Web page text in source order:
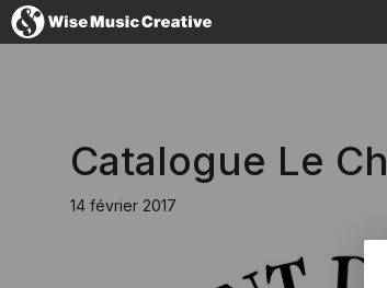
Catalogue Le
14 février 2017